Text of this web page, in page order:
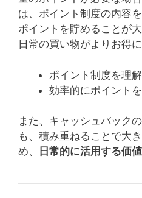
は、ポイント制度の内容
ポイントを貯めることが
日常の買い物がよりお得に
ポイント制度を理
効率的にポイント
また、キャッシュバック
も、積み重ねることで大
め、
日常的に活用する価値